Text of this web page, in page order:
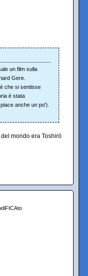
un film sulla
Gere.
che si sentisse
è stata
anche un po').
mondo era Toshirō